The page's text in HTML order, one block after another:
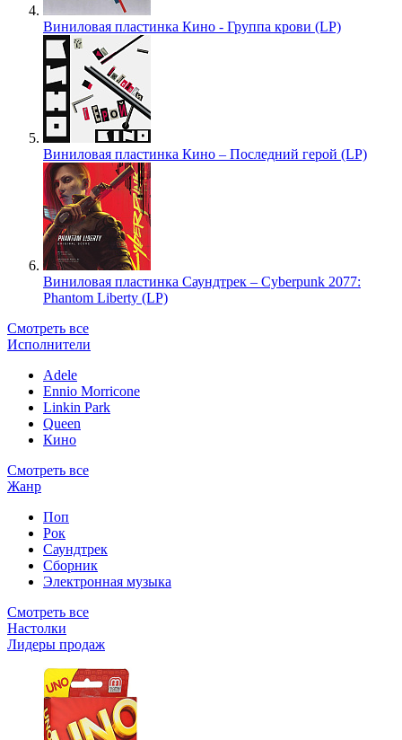
Виниловая пластинка Кино - Группа крови (LP)
Виниловая пластинка Кино – Последний герой (LP)
Виниловая пластинка Саундтрек – Cyberpunk 2077:
Phantom Liberty (LP)
Смотреть все
Исполнители
Adele
Ennio Morricone
Linkin Park
Queen
Кино
Смотреть все
Жанр
Поп
Рок
Саундтрек
Сборник
Электронная музыка
Смотреть все
Настолки
Лидеры продаж